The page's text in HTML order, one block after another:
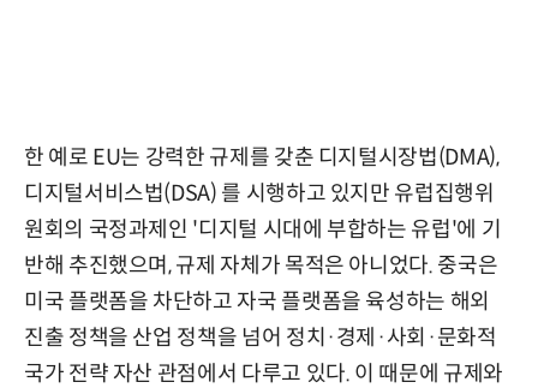
한 예로 EU는 강력한 규제를 갖춘 디지털시장법(DMA),
디지털서비스법(DSA) 를 시행하고 있지만 유럽집행위
원회의 국정과제인 '디지털 시대에 부합하는 유럽'에 기
반해 추진했으며, 규제 자체가 목적은 아니었다. 중국은
미국 플랫폼을 차단하고 자국 플랫폼을 육성하는 해외
진출 정책을 산업 정책을 넘어 정치·경제·사회·문화적
국가 전략 자산 관점에서 다루고 있다. 이 때문에 규제와